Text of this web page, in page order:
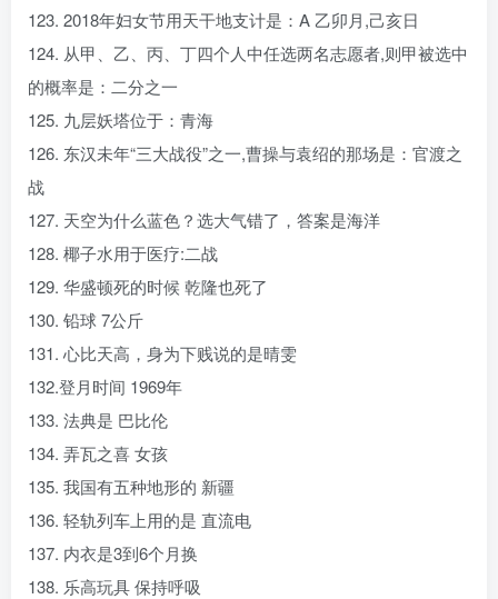
123. 2018年妇女节用天干地支计是：A 乙卯月,己亥日
124. 从甲、乙、丙、丁四个人中任选两名志愿者,则甲被选中
的概率是：二分之一
125. 九层妖塔位于：青海
126. 东汉未年“三大战役”之一,曹操与袁绍的那场是：官渡之
战
127. 天空为什么蓝色？选大气错了，答案是海洋
128. 椰子水用于医疗:二战
129. 华盛顿死的时候 乾隆也死了
130. 铅球 7公斤
131. 心比天高，身为下贱说的是晴雯
132.登月时间 1969年
133. 法典是 巴比伦
134. 弄瓦之喜 女孩
135. 我国有五种地形的 新疆
136. 轻轨列车上用的是 直流电
137. 内衣是3到6个月换
138. 乐高玩具 保持呼吸